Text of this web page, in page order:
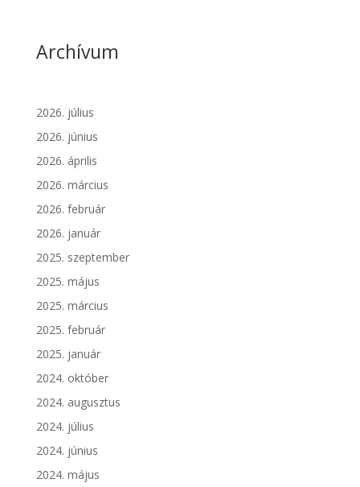
Archívum
2026. július
2026. június
2026. április
2026. március
2026. február
2026. január
2025. szeptember
2025. május
2025. március
2025. február
2025. január
2024. október
2024. augusztus
2024. július
2024. június
2024. május